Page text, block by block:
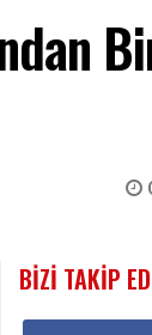
BIZI TAKIP